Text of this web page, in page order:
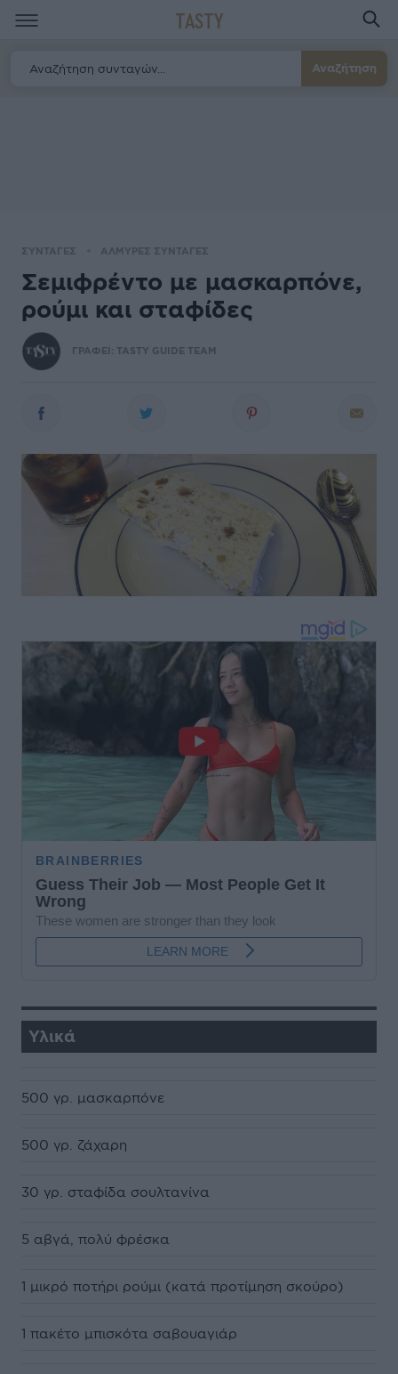
TASTY
Αναζήτηση
ΣΥΝΤΑΓΕΣ ΑΛΜΥΡΕΣ ΣΥΝΤΑΓΕΣ
Σεμιφρέντο με μασκαρπόνε,
ρούμι και σταφίδες
ΓΡΑΦΕΙ: TASTY GUIDE TEAM
Υλικά
500 γρ. μασκαρπόνε
500 γρ. ζάχαρη
30 γρ. σταφίδα σουλτανίνα
5 αβγά, πολύ φρέσκα
1 μικρό ποτήρι ρούμι (κατά προτίμηση σκούρο)
1 πακέτο μπισκότα σαβουαγιάρ